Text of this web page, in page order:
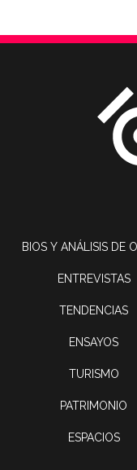
BIOS Y ANÁLISIS DE
ENTREVISTAS
TENDENCIAS
ENSAYOS
TURISMO
PATRIMONIO
ESPACIOS